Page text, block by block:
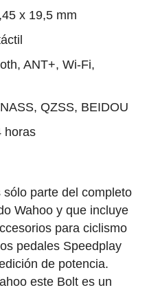
x 19,5 mm
ANT+, Wi-Fi,
QZSS, BEIDOU
horas
parte del completo
Wahoo y que incluye
para ciclismo
pedales Speedplay
de potencia.
este Bolt es un